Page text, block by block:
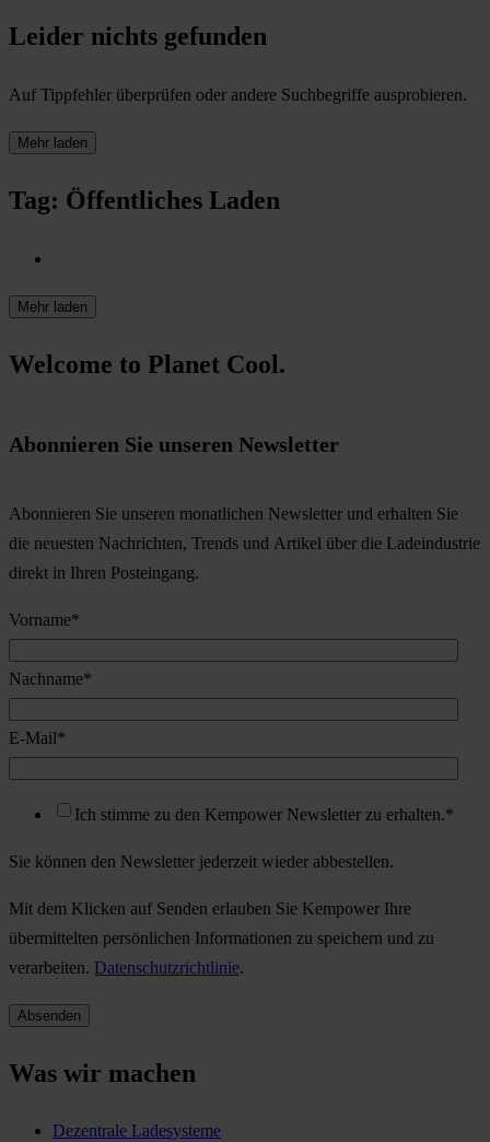
Leider nichts gefunden
Auf Tippfehler überprüfen oder andere Suchbegriffe ausprobieren.
Mehr laden
Tag: Öffentliches Laden
Mehr laden
Welcome to Planet Cool.
Abonnieren Sie unseren Newsletter
Abonnieren Sie unseren monatlichen Newsletter und erhalten Sie
die neuesten Nachrichten, Trends und Artikel über die Ladeindustrie
direkt in Ihren Posteingang.
Vorname*
Nachname*
E-Mail*
Ich stimme zu den Kempower Newsletter zu erhalten.*
Sie können den Newsletter jederzeit wieder abbestellen.
Mit dem Klicken auf Senden erlauben Sie Kempower Ihre
übermittelten persönlichen Informationen zu speichern und zu
verarbeiten. Datenschutzrichtlinie.
Was wir machen
Dezentrale Ladesysteme